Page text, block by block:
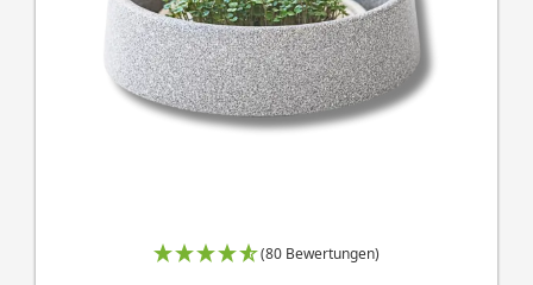
(80 Bewertungen)